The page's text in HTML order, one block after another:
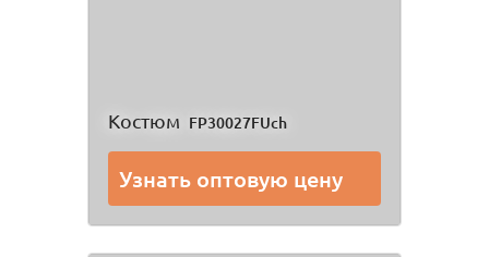
Костюм FP30027FUch
Узнать оптовую цену